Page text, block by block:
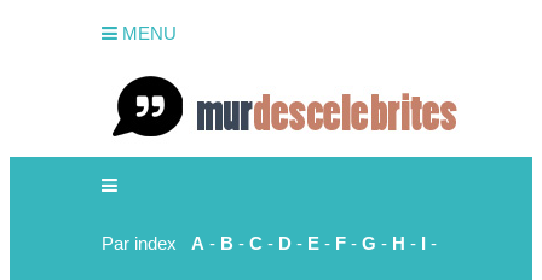
MENU
Par index A - B - C - D - E - F - G - H - I -